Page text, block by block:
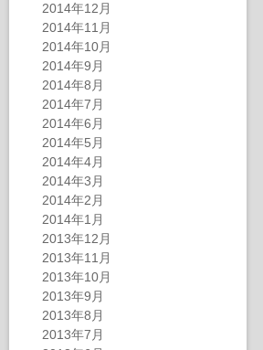
2014年12月
2014年11月
2014年10月
2014年9月
2014年8月
2014年7月
2014年6月
2014年5月
2014年4月
2014年3月
2014年2月
2014年1月
2013年12月
2013年11月
2013年10月
2013年9月
2013年8月
2013年7月